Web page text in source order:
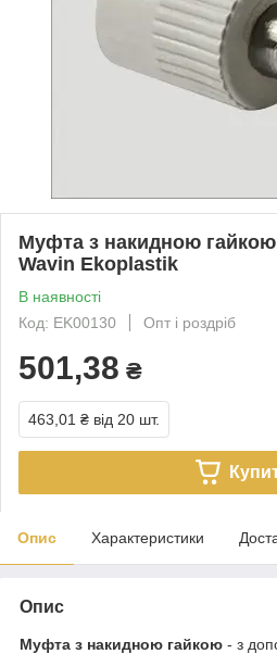
Муфта з накидною
Wavin Ekoplastik
В наявності
Код: EK00130
Опт і роздріб
501,38 ₴
463,01 ₴ від 20 шт.
Опис Характеристики
Опис
Муфта з накидною гайкою - з